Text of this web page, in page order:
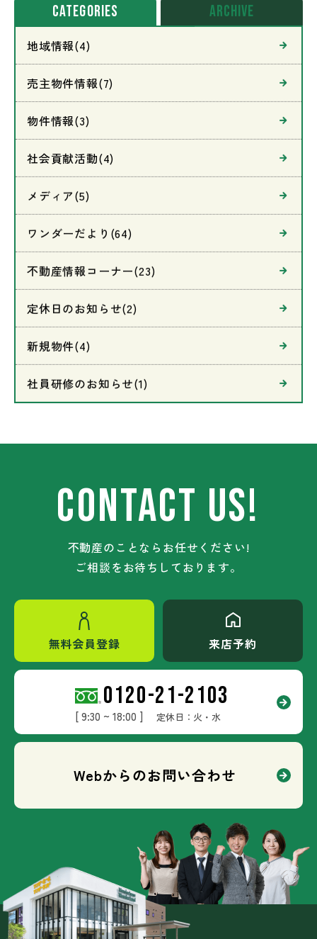
CATEGORIES archive
地域情報(4)
売主物件情報(7)
物件情報(3)
社会貢献活動(4)
メディア(5)
ワンダーだより(64)
不動産情報コーナー(23)
定休日のお知らせ(2)
新規物件(4)
社員研修のお知らせ(1)
CONTACT US!
不動産のことならお任せください!
ご相談をお待ちしております。
無料会員登録 来店予約
0120-21-2103
[ 9:30 ~ 18:00 ] 定休日：火・水
Webからのお問い合わせ